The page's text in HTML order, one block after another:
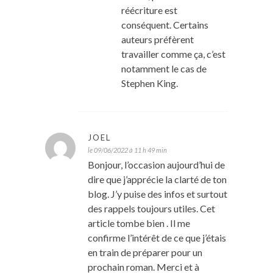
réécriture est
conséquent. Certains
auteurs préfèrent
travailler comme ça, c’est
notamment le cas de
Stephen King.
JOEL
le 09/06/2022 à 11 h 49 min
Bonjour, l’occasion aujourd’hui de
dire que j’apprécie la clarté de ton
blog. J’y puise des infos et surtout
des rappels toujours utiles. Cet
article tombe bien . Il me
confirme l’intérêt de ce que j’étais
en train de préparer pour un
prochain roman. Merci et à